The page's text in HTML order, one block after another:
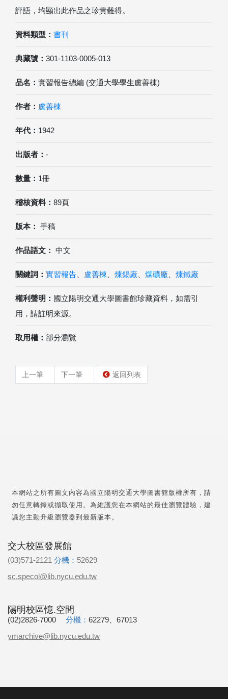
評語，均顯出此作品之珍貴難得。
資料類型： 書刊
典藏號： 301-1103-0005-013
品名： 實習報告總編 (交通大學學生盧善棟)
作者： 盧善棟
年代： 1942
出版者： -
數量： 1冊
稽核資料： 89頁
版本： 手稿
作品語文： 中文
關鍵詞： 實習報告 盧善棟 煉錫廠 煤礦廠 煉鐵廠
權利聲明： 國立陽明交通大學圖書館珍藏資料，如需引
用，請註明來源。
取用權： 部分瀏覽
上一筆 下一筆 返回列表
本網站之所有圖文內容為國立陽明交通大學圖書館版權所有，請
勿任意轉錄或擷取使用。為維護您在本網站的最佳瀏覽體驗，建
議您主動升級瀏覽器到最新版本。
交大校區發展館
(03)571-2121 分機： 52629
sc.specol@lib.nycu.edu.tw
陽明校區憶.空間
(02)2826-7000 分機： 62279、67013
ymarchive@lib.nycu.edu.tw